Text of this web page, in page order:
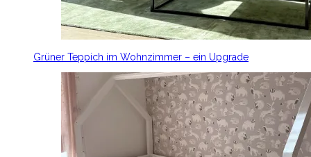
Grüner Teppich im Wohnzimmer – ein Upgrade